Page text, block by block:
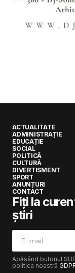
ACTUALITATE
ADMINISTRAȚIE
EDUCAȚIE
SOCIAL
POLITICĂ
CULTURĂ
DIVERTISMENT
SPORT
ANUNȚURI
CONTACT
Fiți la
știri
Apăsând butonul
politica noastră